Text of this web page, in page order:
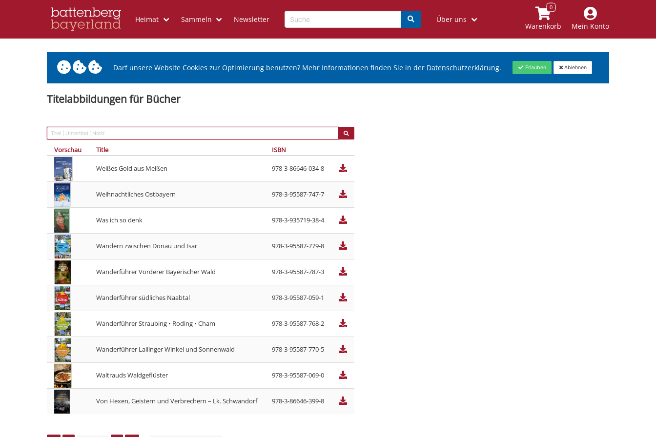
Heimat Sammeln Newsletter Über uns
Warenkorb Mein Konto
Darf unsere Website Cookies zur Optimierung benutzen? Mehr Informationen finden Sie in der Datenschutzerklärung. Erlauben Ablehnen
Titelabbildungen für Bücher
Vorschau Title ISBN
Weißes Gold aus Meißen 978-3-86646-034-8
Weihnachtliches Ostbayern 978-3-95587-747-7
Was ich so denk 978-3-935719-38-4
Wandern zwischen Donau und Isar 978-3-95587-779-8
Wanderführer Vorderer Bayerischer Wald 978-3-95587-787-3
Wanderführer südliches Naabtal 978-3-95587-059-1
Wanderführer Straubing • Roding • Cham 978-3-95587-768-2
Wanderführer Lallinger Winkel und Sonnenwald 978-3-95587-770-5
Waltrauds Waldgeflüster 978-3-95587-069-0
Von Hexen, Geistern und Verbrechern – Lk. Schwandorf 978-3-86646-399-8